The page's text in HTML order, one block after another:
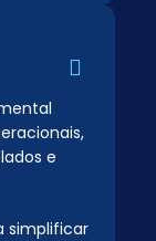
e
simplificar